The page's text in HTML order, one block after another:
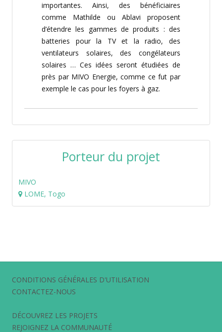
importantes. Ainsi, des bénéficiaires
comme Mathilde ou Ablavi proposent
d’étendre les gammes de produits : des
batteries pour la TV et la radio, des
ventilateurs solaires, des congélateurs
solaires … Ces idées seront étudiées de
près par MIVO Energie, comme ce fut par
exemple le cas pour les foyers à gaz.
Porteur du projet
MIVO
LOME, Togo
CONDITIONS GÉNÉRALES D'UTILISATION
CONTACTEZ-NOUS
DÉCOUVREZ LES PROJETS
REJOIGNEZ LA COMMUNAUTÉ